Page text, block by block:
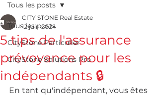
Tous les posts
CityStone Particulier
CityStone Solutions Pro
Tous les posts
5 tips de l'assurance
prévoyance pour les
indépendants 🔒
CITY STONE Real Estate
12 juin 2024
En tant qu'indépendant, vous êtes